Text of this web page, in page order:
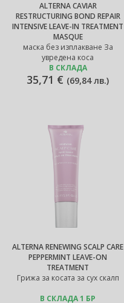
ALTERNA CAVIAR
RESTRUCTURING BOND REPAIR
INTENSIVE LEAVE-IN TREATMENT
MASQUE
маска без изплакване За
увредена коса
В СКЛАДА
35,71 € (69,84 лв.)
ALTERNA RENEWING SCALP CARE
PEPPERMINT LEAVE-ON
TREATMENT
Грижа за косата за сух скалп
В СКЛАДА 1 БР